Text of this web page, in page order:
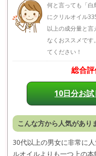
何と言っても「白
にクリルオイル
以上の成分量と
なくおススメで
てください！
総合
10日分お
こんな方から人気があり
30代以上の男女に非常に
ルオイルよりも一つ上の